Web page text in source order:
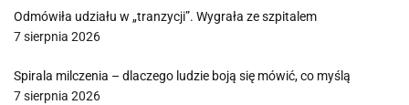
Odmówiła udziału w „tranzycji”. Wygrała ze szpitalem
7 sierpnia 2026
Spirala milczenia – dlaczego ludzie boją się mówić, co myślą
7 sierpnia 2026